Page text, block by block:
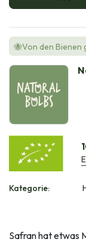
🐝Von den Bienen
Kategorie:
Safran hat etwas